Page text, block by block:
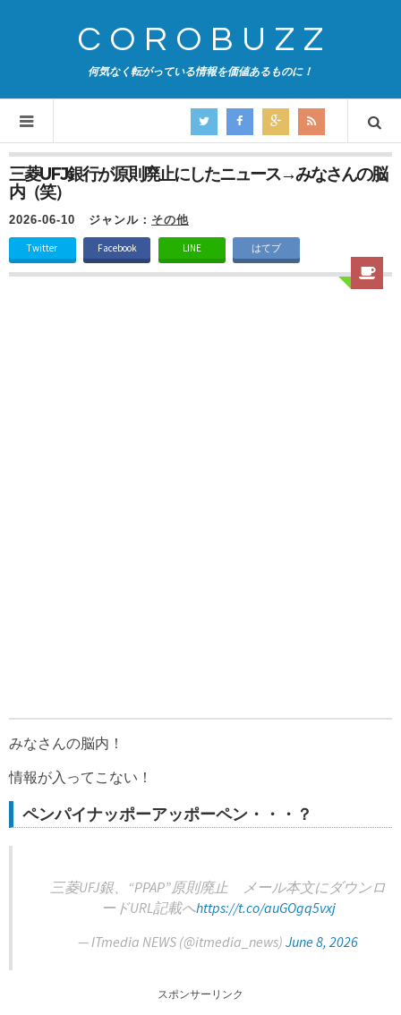
COROBUZZ
何気なく転がっている情報を価値あるものに！
三菱UFJ銀行が原則廃止にしたニュース→みなさんの脳
内（笑）
2026-06-10 ジャンル： その他
Twitter Facebook LINE はてブ
みなさんの脳内！
情報が入ってこない！
ペンパイナッポーアッポーペン・・・？
三菱UFJ銀、“PPAP”原則廃止 メール本文にダウンロ
ードURL記載へhttps://t.co/auGOgq5vxj
— ITmedia NEWS (@itmedia_news) June 8, 2026
スポンサーリンク